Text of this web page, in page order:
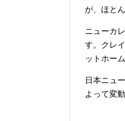
が、ほと
ニューカ
す。クレ
ットホー
日本ニュ
よって変